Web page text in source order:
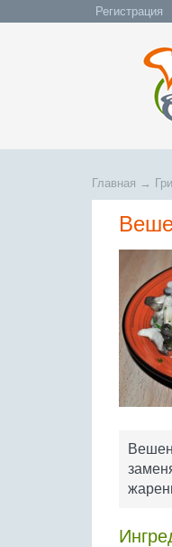
Регистрация
Главная →